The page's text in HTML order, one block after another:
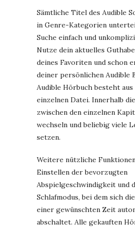
Sämtliche Titel des Audible
in Genre-Kategorien
Suche einfach und
Nutze dein aktuelles
deines Favoriten und schon
deiner persönlichen Audible
Audible Hörbuch besteht
einzelnen Datei. Innerhalb
zwischen den einzelnen
wechseln und beliebig viele
setzen.
Weitere nützliche
Einstellen der bevorzugten
Abspielgeschwindigkeit und
Schlafmodus, bei dem sich
einer gewünschten Zeit
abschaltet. Alle gekauften